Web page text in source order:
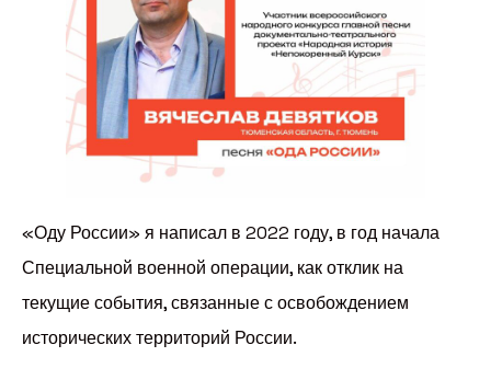
«Оду России» я написал в 2022 году, в год начала
Специальной военной операции, как отклик на
текущие события, связанные с освобождением
исторических территорий России.